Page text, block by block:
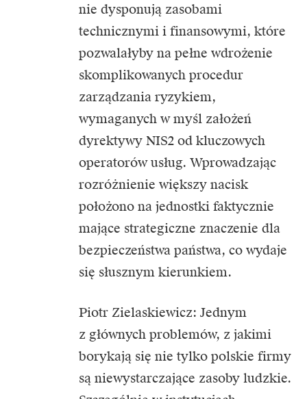
nie dysponują zasobami
technicznymi i finansowymi, które
pozwalałyby na pełne wdrożenie
skomplikowanych procedur
zarządzania ryzykiem,
wymaganych w myśl założeń
dyrektywy NIS2 od kluczowych
operatorów usług. Wprowadzając
rozróżnienie większy nacisk
położono na jednostki faktycznie
mające strategiczne znaczenie dla
bezpieczeństwa państwa, co wydaje
się słusznym kierunkiem.
Piotr Zielaskiewicz: Jednym
z głównych problemów, z jakimi
borykają się nie tylko polskie firmy
są niewystarczające zasoby ludzkie.